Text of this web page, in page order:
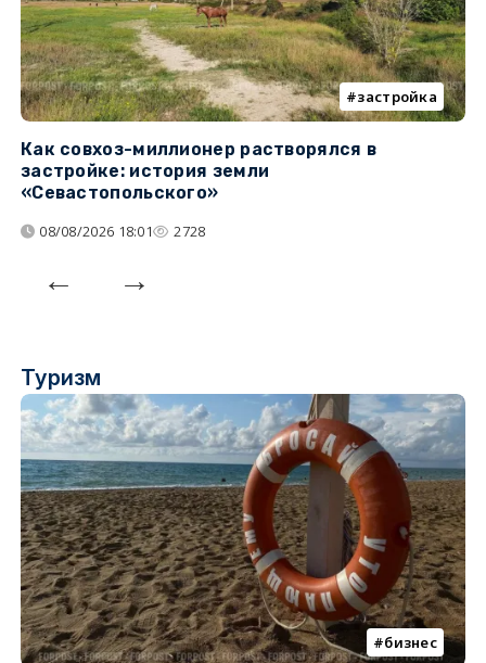
застройка
Как совхоз-миллионер растворялся в
застройке: история земли
«Севастопольского»
08/08/2026 18:01 2728
Туризм
бизнес